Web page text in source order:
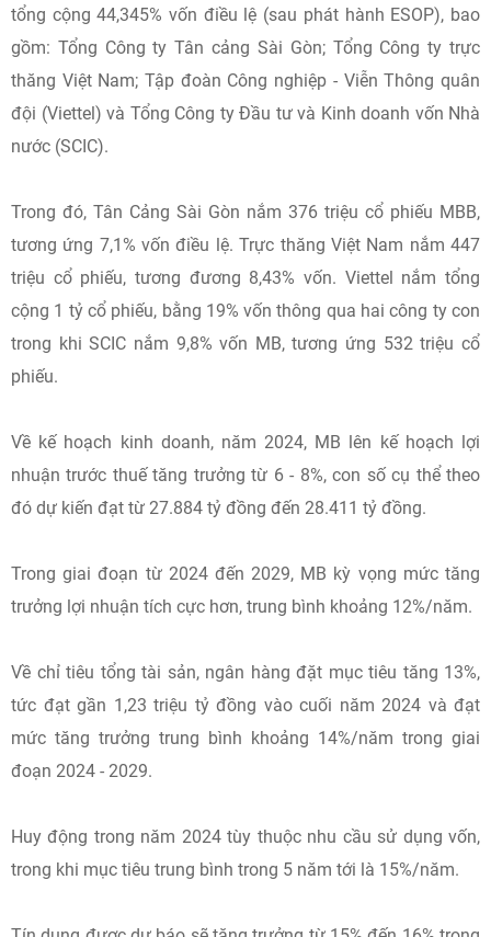
tổng cộng 44,345% vốn điều lệ (sau phát hành ESOP), bao
gồm: Tổng Công ty Tân cảng Sài Gòn; Tổng Công ty trực
thăng Việt Nam; Tập đoàn Công nghiệp - Viễn Thông quân
đội (Viettel) và Tổng Công ty Đầu tư và Kinh doanh vốn Nhà
nước (SCIC).
Trong đó, Tân Cảng Sài Gòn nắm 376 triệu cổ phiếu MBB,
tương ứng 7,1% vốn điều lệ. Trực thăng Việt Nam nắm 447
triệu cổ phiếu, tương đương 8,43% vốn. Viettel nắm tổng
cộng 1 tỷ cổ phiếu, bằng 19% vốn thông qua hai công ty con
trong khi SCIC nắm 9,8% vốn MB, tương ứng 532 triệu cổ
phiếu.
Về kế hoạch kinh doanh, năm 2024, MB lên kế hoạch lợi
nhuận trước thuế tăng trưởng từ 6 - 8%, con số cụ thể theo
đó dự kiến đạt từ 27.884 tỷ đồng đến 28.411 tỷ đồng.
Trong giai đoạn từ 2024 đến 2029, MB kỳ vọng mức tăng
trưởng lợi nhuận tích cực hơn, trung bình khoảng 12%/năm.
Về chỉ tiêu tổng tài sản, ngân hàng đặt mục tiêu tăng 13%,
tức đạt gần 1,23 triệu tỷ đồng vào cuối năm 2024 và đạt
mức tăng trưởng trung bình khoảng 14%/năm trong giai
đoạn 2024 - 2029.
Huy động trong năm 2024 tùy thuộc nhu cầu sử dụng vốn,
trong khi mục tiêu trung bình trong 5 năm tới là 15%/năm.